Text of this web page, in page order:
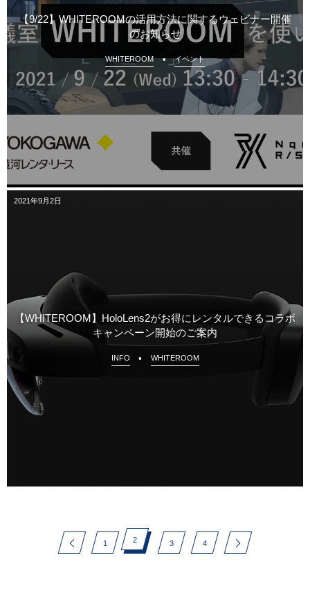
【9/22】WHITEROOMの活用方法に関するウェビナー開催
のお知らせ
WHITEROOM イベント
2021年9月2日
【WHITEROOM】HoloLens2がお得にレンタルできるコラボ
キャンペーン開始のご案内
INFO WHITEROOM
1 2 3 4